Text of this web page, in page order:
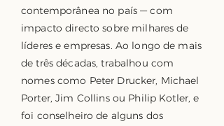
contemporânea no país — com
impacto directo sobre milhares de
líderes e empresas. Ao longo de mais
de três décadas, trabalhou com
nomes como Peter Drucker, Michael
Porter, Jim Collins ou Philip Kotler, e
foi conselheiro de alguns dos